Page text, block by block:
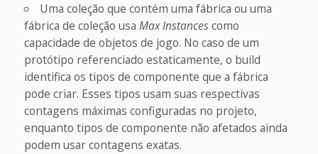
Uma coleção que contém uma fábrica ou uma
fábrica de coleção usa Max Instancescomo
capacidade de objetos de jogo. No caso de um
protótipo referenciado estaticamente, o build
identifica os tipos de componente que a fábrica
pode criar. Esses tipos usam suas respectivas
contagens máximas configuradas no projeto,
enquanto tipos de componente não afetados ainda
podem usar contagens exatas.